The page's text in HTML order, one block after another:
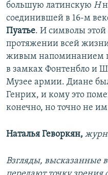
большую латинскую H
соединившей в 16-м
Пуатье. И символы
протяжении всей жизни
живым напоминанием
в замках Фонтенбло и
Музее армии. Диане
Генрих, и кому это
конечно, но точно не
Наталья Геворкян,
Взгляды, высказанные